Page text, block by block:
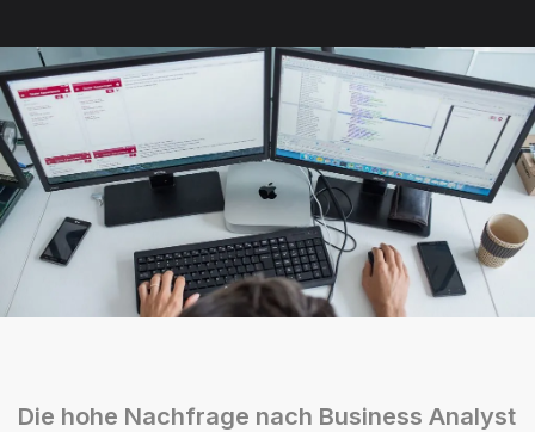
Die hohe Nachfrage nach Business Analyst